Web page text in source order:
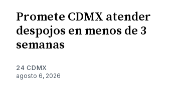
Promete CDMX atender
despojos en menos de 3
semanas
24 CDMX
agosto 6, 2026